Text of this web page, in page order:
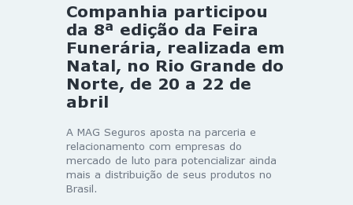
Companhia participou
da 8ª edição da Feira
Funerária, realizada em
Natal, no Rio Grande do
Norte, de 20 a 22 de
abril
A MAG Seguros aposta na parceria e
relacionamento com empresas do
mercado de luto para potencializar ainda
mais a distribuição de seus produtos no
Brasil.